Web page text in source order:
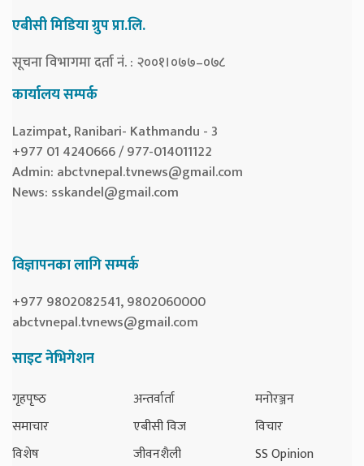
एबीसी मिडिया ग्रुप प्रा.लि.
सूचना विभागमा दर्ता नं. : २००१।०७७–०७८
कार्यालय सम्पर्क
Lazimpat, Ranibari- Kathmandu - 3
+977 01 4240666 / 977-014011122
Admin: abctvnepal.tvnews@gmail.com
News: sskandel@gmail.com
विज्ञापनका लागि सम्पर्क
+977 9802082541, 9802060000
abctvnepal.tvnews@gmail.com
साइट नेभिगेशन
गृहपृष्‍ठ
समाचार
विशेष
अन्तर्वार्ता
एबीसी विज
जीवनशैली
मनोरञ्जन
विचार
SS Opinion